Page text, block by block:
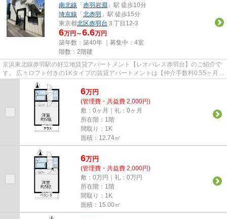
南北線 「 赤羽岩淵 」駅 徒歩10分
埼京線 「 北赤羽 」駅 徒歩15分
東京都北区赤羽台 ３丁目12-3
6万円～6.6万円
築年数：築40年 ｜募集中： 4室
階数：2階建
京浜東北線赤羽駅の好立地賃貸アパートメント【レオパレス赤羽台】のご紹介で
す。 広々ロフト付きの1Kタイプの賃貸アパートメントは【仲介手数料0.55ヶ月】
です。 3駅3路線利用可能で...
6万円
(管理費・共益費 2,000円)
敷：0ヶ月｜礼：0ヶ月
所在階：1階
間取り：1K
面積：12.74㎡
6万円
(管理費・共益費 2,000円)
敷：0万円｜礼：0万円
所在階：1階
間取り：1K
面積：15.00㎡